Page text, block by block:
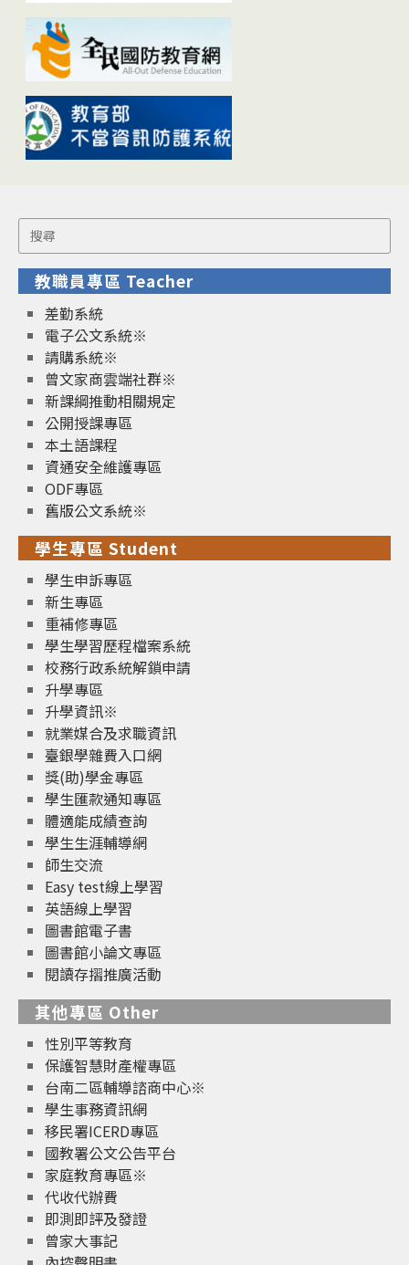
Search
for:
教職員專區 Teacher
差勤系統
電子公文系統※
請購系統※
曾文家商雲端社群※
新課綱推動相關規定
公開授課專區
本土語課程
資通安全維護專區
ODF專區
舊版公文系統※
學生專區 Student
學生申訴專區
新生專區
重補修專區
學生學習歷程檔案系統
校務行政系統解鎖申請
升學專區
升學資訊※
就業媒合及求職資訊
臺銀學雜費入口網
獎(助)學金專區
學生匯款通知專區
體適能成績查詢
學生生涯輔導網
師生交流
Easy test線上學習
英語線上學習
圖書館電子書
圖書館小論文專區
閱讀存摺推廣活動
其他專區 Other
性別平等教育
保護智慧財產權專區
台南二區輔導諮商中心※
學生事務資訊網
移民署ICERD專區
國教署公文公告平台
家庭教育專區※
代收代辦費
即測即評及發證
曾家大事記